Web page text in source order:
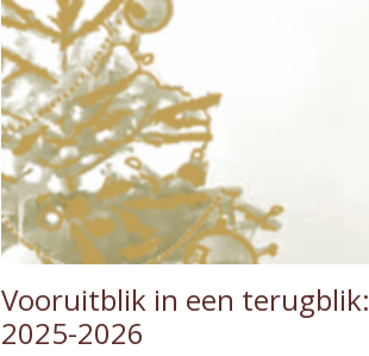
Vooruitblik in een terugblik:
2025-2026